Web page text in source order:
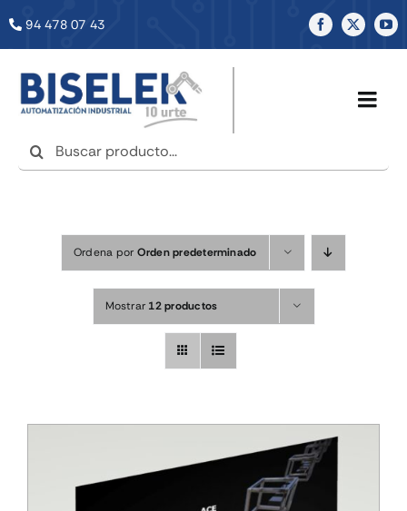
94 478 07 43
Buscar:
INICIO
SERVICIOS
Ordena por Orden predeterminado
Mostrar 12 productos